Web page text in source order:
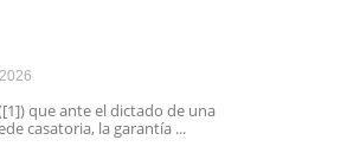
que ante el dictado de una
casatoria, la garantía ...